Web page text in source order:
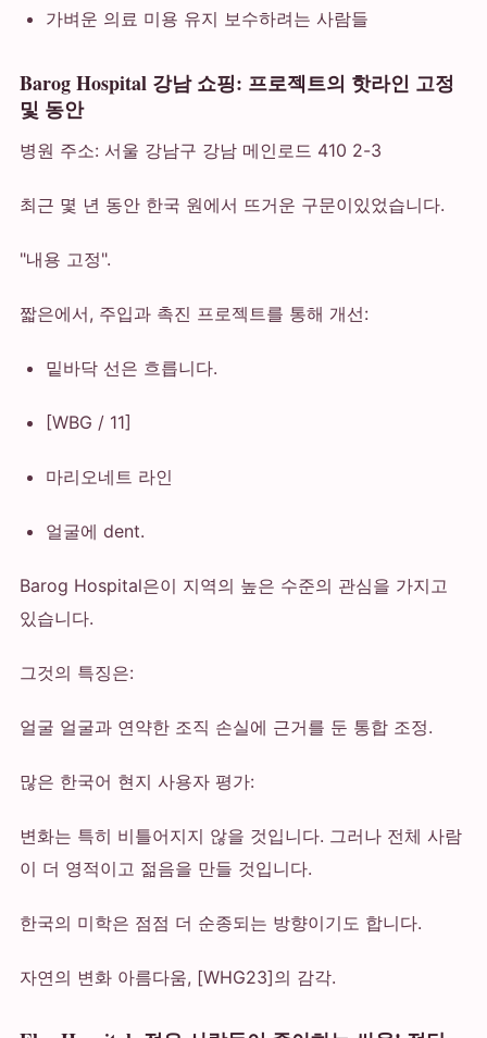
가벼운 의료 미용 유지 보수하려는 사람들
Barog Hospital 강남 쇼핑: 프로젝트의 핫라인 고정
및 동안
병원 주소: 서울 강남구 강남 메인로드 410 2-3
최근 몇 년 동안 한국 원에서 뜨거운 구문이있었습니다.
"내용 고정".
짧은에서, 주입과 촉진 프로젝트를 통해 개선:
밑바닥 선은 흐릅니다.
[WBG / 11]
마리오네트 라인
얼굴에 dent.
Barog Hospital은이 지역의 높은 수준의 관심을 가지고
있습니다.
그것의 특징은:
얼굴 얼굴과 연약한 조직 손실에 근거를 둔 통합 조정.
많은 한국어 현지 사용자 평가:
변화는 특히 비틀어지지 않을 것입니다. 그러나 전체 사람
이 더 영적이고 젊음을 만들 것입니다.
한국의 미학은 점점 더 순종되는 방향이기도 합니다.
자연의 변화 아름다움, [WHG23]의 감각.